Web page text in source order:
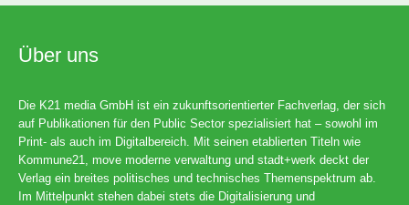
Über uns
Die K21 media GmbH ist ein zukunftsorientierter Fachverlag, der sich
auf Publikationen für den Public Sector spezialisiert hat – sowohl im
Print- als auch im Digitalbereich. Mit seinen etablierten Titeln wie
Kommune21, move moderne verwaltung und stadt+werk deckt der
Verlag ein breites politisches und technisches Themenspektrum ab.
Im Mittelpunkt stehen dabei stets die Digitalisierung und